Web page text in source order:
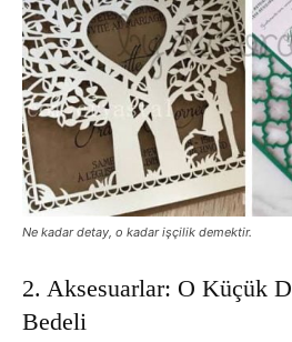
Ne kadar detay, o kadar işçilik demektir.
2. Aksesuarlar: O Küçük
Bedeli